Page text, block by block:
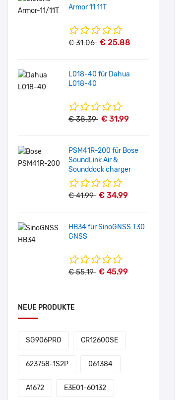
Armor 11 11T
€ 31.06 € 25.88
L018-40 für Dahua
L018-40
€ 38.39 € 31.99
PSM41R-200 für Bose
SoundLink Air &
Sounddock charger
€ 41.99 € 34.99
HB34 für SinoGNSS T30
GNSS
€ 55.19 € 45.99
NEUE PRODUKTE
SG906PRO CR12600SE
623758-1S2P 061384
A1672 E3E01-60132